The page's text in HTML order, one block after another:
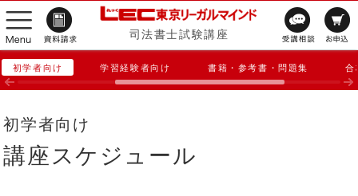
司法書士試験講座
初学者向け 学習経験者向け 書籍・参考書・問題集 合
初学者向け
講座スケジュール